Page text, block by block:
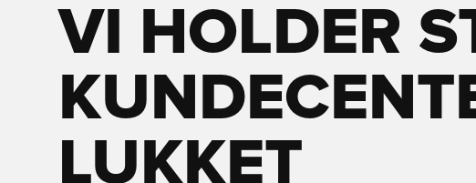
VI HOLDER
LUKKET